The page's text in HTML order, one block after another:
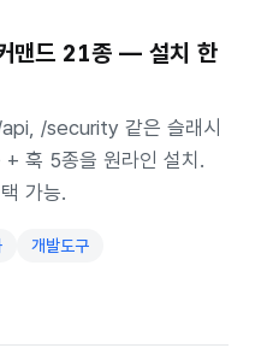
맨드 21종 — 설치 한
/security 같은 슬래시
훅 5종을 원라인 설치.
가능.
개발도구